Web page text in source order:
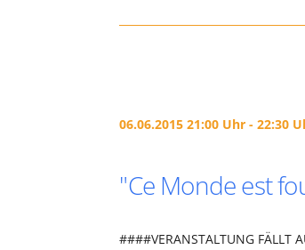
06.06.2015 21:00 Uhr - 22:30
"Ce Monde est
####VERANSTALTUNG